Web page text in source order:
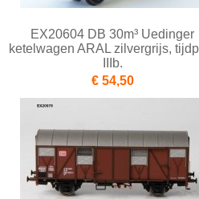
EX20604 DB 30m³ Uedinger
ketelwagen ARAL zilvergrijs,
IIIb.
€ 54,50